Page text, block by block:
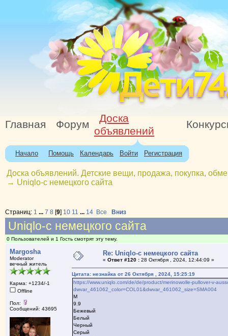
Главная Форум
Доска
объявлений
Начало Помощь Календарь Войти Регистрация
Доска объявлений. Детские вещи, продажа, покупка,
→ Uniqlo-с немецкого сайта
Страниц: 1 ... 7 8 [9] 10 11 ... 14 Все Вниз
Uniqlo-с немецкого сайта
0 Пользователей и 1 Гость смотрят эту тему.
Margosha
Moderator
вечный житель
Карма: +1234/-1
Offline
Пол:
Сообщений: 43695
Re: Uniqlo-с немецкого сайта
« Ответ #120 :28 Октября , 2024, 12:44:09 »
Цитата: незнайка от 26 Октября , 2024, 15:25:19
https://www.uniqlo.com/de/de/product/merinowolle-pullover-v-
dwvar_461062_color=COL01&dwvar_461062_size=SMA004
М
9.9
Бежевый
Белый
Черный
Серый